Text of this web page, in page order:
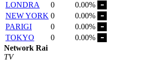
LONDRA
0
0.00%
NEW YORK 0
0.00%
PARIGI
0
0.00%
TOKYO
0
0.00%
Network Rai
TV